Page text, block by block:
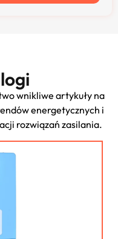
wnikliwe artykuły na
energetycznych i
rozwiązań zasilania.